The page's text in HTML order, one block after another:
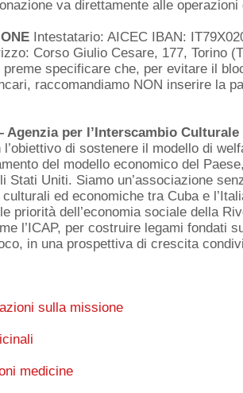
va direttamente alle
Intestatario: AICEC IBAN:
Corso Giulio Cesare, 177, Torino
preme specificare che, per evitare il
raccomandiamo NON inserire la
Agenzia per l’Interscambio
di sostenere il modello di
del modello economico del
Stati Uniti. Siamo un’associazione
ed economiche tra Cuba e
priorità dell’economia sociale della
l’ICAP, per costruire legami fondati
in una prospettiva di crescita
sulla missione
medicine